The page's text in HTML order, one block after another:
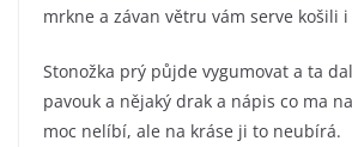
mrkne a závan větru vám serve košili
Stonožka prý půjde vygumovat a ta
pavouk a nějaký drak a nápis co ma
moc nelíbí, ale na kráse ji to neubírá.